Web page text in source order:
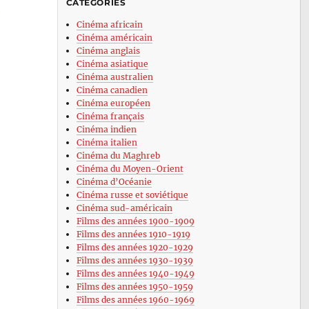
CATÉGORIES
Cinéma africain
Cinéma américain
Cinéma anglais
Cinéma asiatique
Cinéma australien
Cinéma canadien
Cinéma européen
Cinéma français
Cinéma indien
Cinéma italien
Cinéma du Maghreb
Cinéma du Moyen-Orient
Cinéma d’Océanie
Cinéma russe et soviétique
Cinéma sud-américain
Films des années 1900-1909
Films des années 1910-1919
Films des années 1920-1929
Films des années 1930-1939
Films des années 1940-1949
Films des années 1950-1959
Films des années 1960-1969